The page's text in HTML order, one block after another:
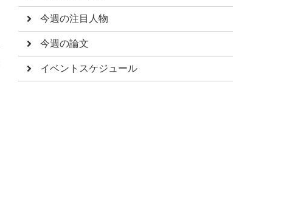
今週の注目人物
今週の論文
イベントスケジュール